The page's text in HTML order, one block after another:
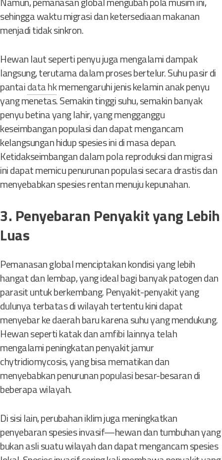
sehingga waktu migrasi dan ketersediaan makanan
menjadi tidak sinkron.
Hewan laut seperti penyu juga mengalami dampak
langsung, terutama dalam proses bertelur. Suhu pasir di
pantaidata hkmemengaruhi jenis kelamin anak penyu
yang menetas. Semakin tinggi suhu, semakin banyak
penyu betina yang lahir, yang mengganggu
keseimbangan populasi dan dapat mengancam
kelangsungan hidup spesies ini di masa depan.
Ketidakseimbangan dalam pola reproduksi dan migrasi
ini dapat memicu penurunan populasi secara drastis dan
menyebabkan spesies rentan menuju kepunahan.
3. Penyebaran Penyakit yang Lebih
Luas
Pemanasan global menciptakan kondisi yang lebih
hangat dan lembap, yang ideal bagi banyak patogen dan
parasit untuk berkembang. Penyakit-penyakit yang
dulunya terbatas di wilayah tertentu kini dapat
menyebar ke daerah baru karena suhu yang mendukung.
Hewan seperti katak dan amfibi lainnya telah
mengalami peningkatan penyakit jamur
chytridiomycosis, yang bisa mematikan dan
menyebabkan penurunan populasi besar-besaran di
beberapa wilayah.
Di sisi lain, perubahan iklim juga meningkatkan
penyebaran spesies invasif—hewan dan tumbuhan yang
bukan asli suatu wilayah dan dapat mengancam spesies